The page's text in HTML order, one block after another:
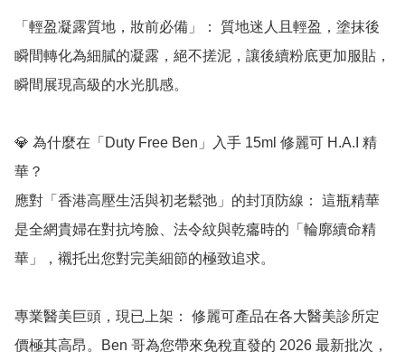
「輕盈凝露質地，妝前必備」： 質地迷人且輕盈，塗抹後
瞬間轉化為細膩的凝露，絕不搓泥，讓後續粉底更加服貼，
瞬間展現高級的水光肌感。
💎 為什麼在「Duty Free Ben」入手 15ml 修麗可 H.A.I 精
華？
應對「香港高壓生活與初老鬆弛」的封頂防線： 這瓶精華
是全網貴婦在對抗垮臉、法令紋與乾癟時的「輪廓續命精
華」，襯托出您對完美細節的極致追求。
專業醫美巨頭，現已上架： 修麗可產品在各大醫美診所定
價極其高昂。Ben 哥為您帶來免稅直發的 2026 最新批次，